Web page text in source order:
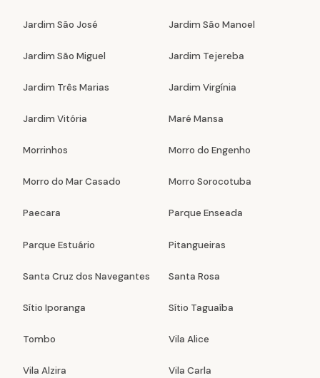
Jardim São José Jardim São Manoel
Jardim São Miguel Jardim Tejereba
Jardim Três Marias Jardim Virgínia
Jardim Vitória Maré Mansa
Morrinhos Morro do Engenho
Morro do Mar Casado Morro Sorocotuba
Paecara Parque Enseada
Parque Estuário Pitangueiras
Santa Cruz dos Navegantes Santa Rosa
Sítio Iporanga Sítio Taguaíba
Tombo Vila Alice
Vila Alzira Vila Carla